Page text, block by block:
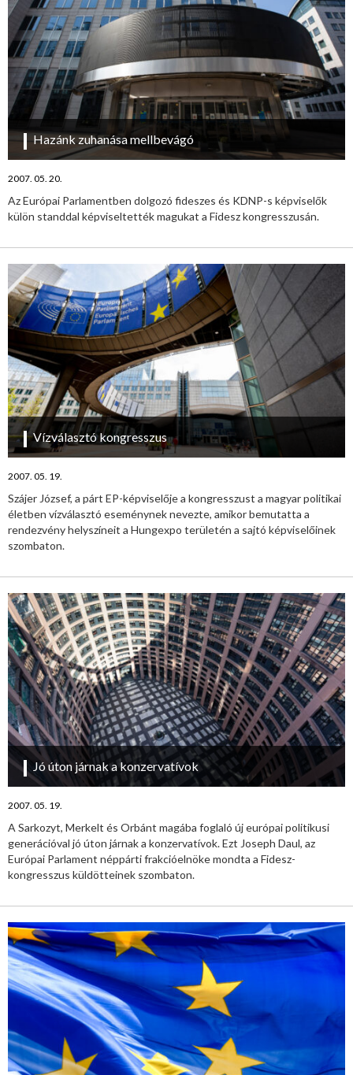
Hazánk zuhanása mellbevágó
2007. 05. 20.
Az Európai Parlamentben dolgozó fideszes és KDNP-s képviselők
külön standdal képviseltették magukat a Fidesz kongresszusán.
Vízválasztó kongresszus
2007. 05. 19.
Szájer József, a párt EP-képviselője a kongresszust a magyar politikai
életben vízválasztó eseménynek nevezte, amikor bemutatta a
rendezvény helyszíneit a Hungexpo területén a sajtó képviselőinek
szombaton.
Jó úton járnak a konzervatívok
2007. 05. 19.
A Sarkozyt, Merkelt és Orbánt magába foglaló új európai politikusi
generációval jó úton járnak a konzervatívok. Ezt Joseph Daul, az
Európai Parlament néppárti frakcióelnöke mondta a Fidesz-
kongresszus küldötteinek szombaton.